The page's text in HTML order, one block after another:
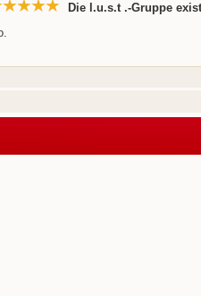
Die l.u.s.t .-Gruppe